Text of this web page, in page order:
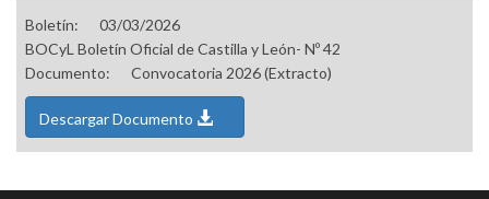
Boletín:
03/03/2026
BOCyL Boletín Oficial de Castilla y León- Nº 42
Documento:
Convocatoria 2026 (Extracto)
Descargar Documento